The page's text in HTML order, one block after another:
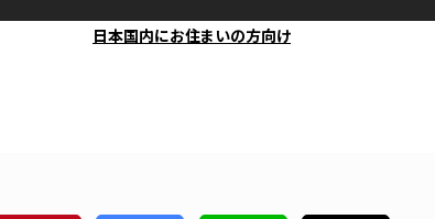
日本国内にお住まいの方向け